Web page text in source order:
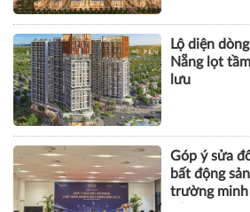
Lộ diện
Nẵng lọt
lưu
Góp ý sửa
bất động
trường minh